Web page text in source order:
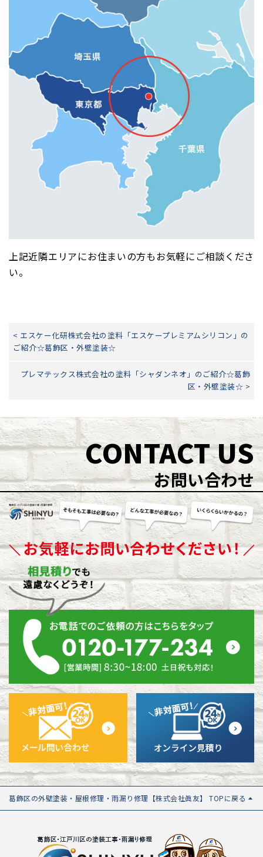
上記近隣エリアにお住まいの方もお気軽にご相談くださ
い。
< エスケー化研株式会社の塗料「エスケープレミアムシリコン」の
ご紹介☆葛飾区・外壁塗装☆
プレマテックス株式会社の塗料「シャダンネオ」のご紹介☆葛飾
区・外壁塗装☆ >
CONTACT US
お問い合わせ
葛飾区の外壁塗装・屋根修理・雨漏り修理【株式会社眞友】 TOPに戻る